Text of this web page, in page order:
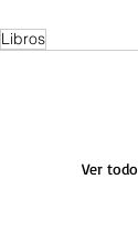
Libros
Ver todo